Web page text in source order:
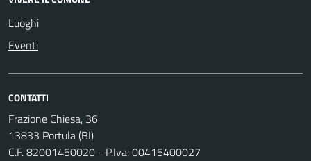
Luoghi
Eventi
CONTATTI
Frazione Chiesa, 36
13833 Portula (BI)
C.F. 82001450020 - P.Iva: 00415400027